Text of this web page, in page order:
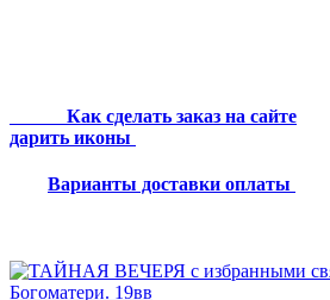
Как сделать заказ на сайте
дарить иконы
Варианты доставки оплаты